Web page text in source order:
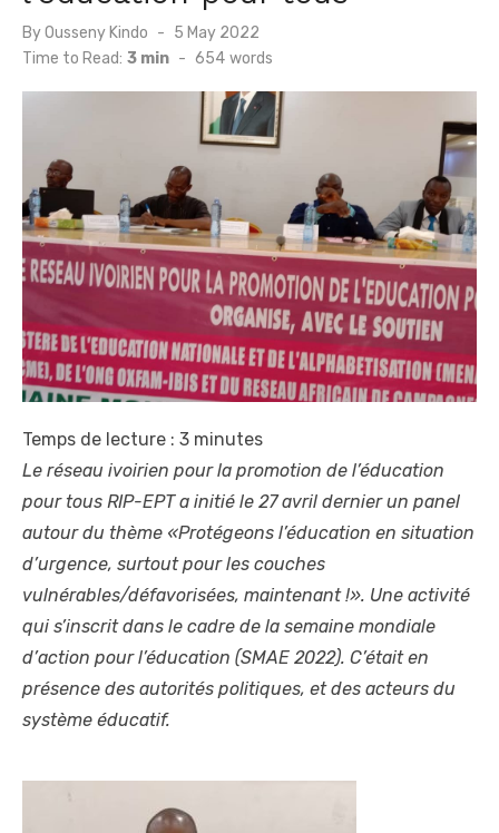
ByOusseny Kindo
Posted
5 May 2022
Time to Read: 3 min - 654 words
Temps de lecture : 3 minutes
Le réseau ivoirien pour la promotion de l’éducation
pour tous RIP-EPT a initié le 27 avril dernier un panel
autour du thème «Protégeons l’éducation en situation
d’urgence, surtout pour les couches
vulnérables/défavorisées, maintenant !». Une activité
qui s’inscrit dans le cadre de la semaine mondiale
d’action pour l’éducation (SMAE 2022). C’était en
présence des autorités politiques, et des acteurs du
système éducatif.